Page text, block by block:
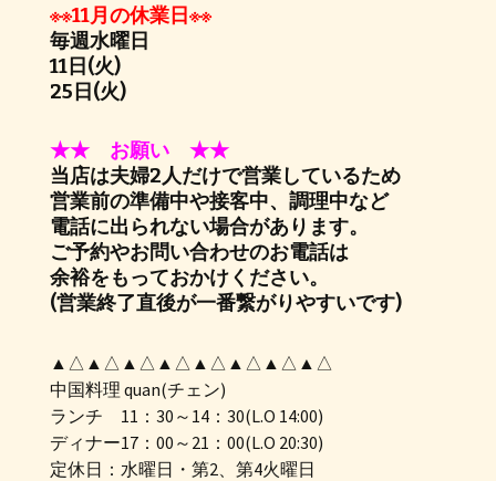
※※11月の休業日※※
毎週水曜日
11日(火)
25日(火)
★★ お願い ★★
当店は夫婦2人だけで営業しているため
営業前の準備中や接客中、調理中など
電話に出られない場合があります。
ご予約やお問い合わせのお電話は
余裕をもっておかけください。
(営業終了直後が一番繋がりやすいです)
▲△▲△▲△▲△▲△▲△▲△▲△
中国料理 quan(チェン)
ランチ 11：30～14：30(L.O 14:00)
ディナー17：00～21：00(L.O 20:30)
定休日：水曜日・第2、第4火曜日